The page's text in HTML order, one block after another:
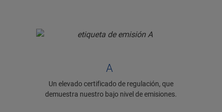
A
Un elevado certificado de regulación, que
demuestra nuestro bajo nivel de emisiones.